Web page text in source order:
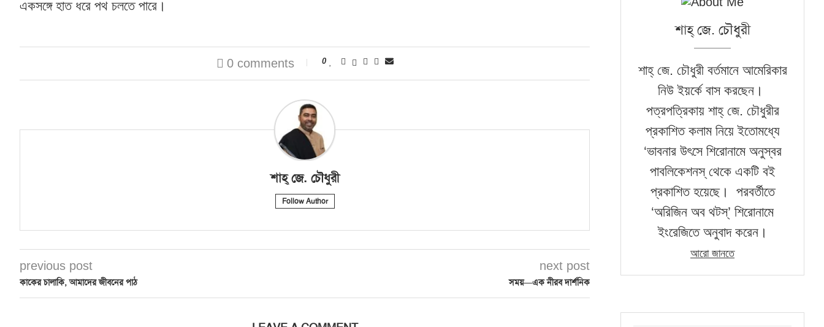
একসঙ্গে হাত ধরে পথ চলতে পারে।
0 comments 0
শাহ্‌ জে. চৌধুরী
Follow Author
previous post
কাকের চালাকি, আমাদের জীবনের পাঠ
next post
সময়—এক নীরব দার্শনিক
শাহ্‌ জে. চৌধুরী
শাহ্‌ জে. চৌধুরী বর্তমানে আমেরিকার
নিউ ইয়র্কে বাস করছেন।
পত্রপত্রিকায় শাহ্‌ জে. চৌধুরীর
প্রকাশিত কলাম নিয়ে ইতোমধ্যে
‘ভাবনার উৎসে শিরোনামে অনুস্বর
পাবলিকেশনস্‌ থেকে একটি বই
প্রকাশিত হয়েছে। পরবর্তীতে
‘অরিজিন অব থটস্‌’ শিরোনামে
ইংরেজিতে অনুবাদ করেন।
আরো জানতে